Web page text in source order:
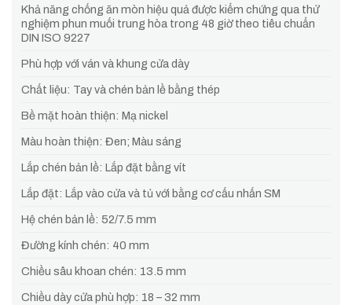
Khả năng chống ăn mòn hiệu quả được kiểm chứng qua thử
nghiệm phun muối trung hòa trong 48 giờ theo tiêu chuẩn
DIN ISO 9227
Phù hợp với ván và khung cửa dày
Chất liệu: Tay và chén bản lề bằng thép
Bề mặt hoàn thiện: Mạ nickel
Màu hoàn thiện: Đen; Màu sáng
Lắp chén bản lề: Lắp đặt bằng vít
Lắp đặt: Lắp vào cửa và tủ với bằng cơ cấu nhấn SM
Hệ chén bản lề: 52/7.5 mm
Đường kính chén: 40 mm
Chiều sâu khoan chén: 13.5 mm
Chiều dày cửa phù hợp: 18 – 32 mm